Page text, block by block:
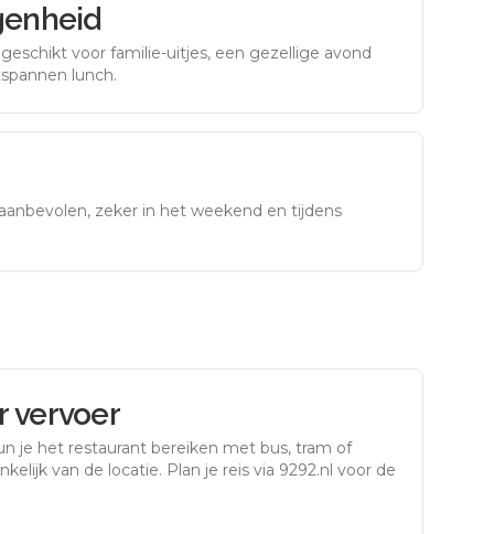
voor familie-uitjes, een gezellige avond
lunch.
zeker in het weekend en tijdens
vervoer
je het restaurant bereiken met bus, tram of
van de locatie. Plan je reis via 9292.nl voor de